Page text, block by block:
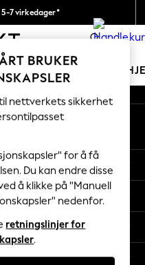
5-7 virkedager*
0
KVINNER
nettverkBRUKER
nettverkets sikkerhet
for å få
Du kan endre disse
å klikke på "Manuell
nedenfor.
retningslinjer for
.